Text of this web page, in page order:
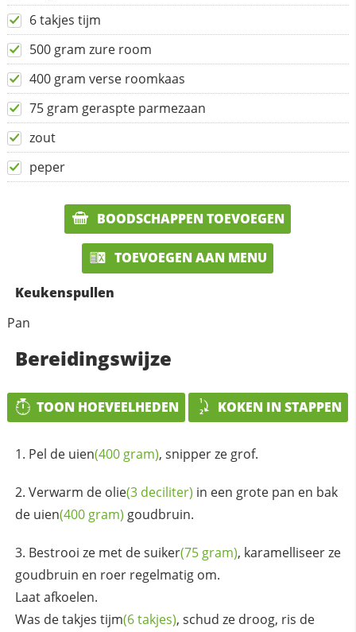
6 takjes tijm
500 gram zure room
400 gram verse roomkaas
75 gram geraspte parmezaan
zout
peper
BOODSCHAPPEN TOEVOEGEN
TOEVOEGEN AAN MENU
Keukenspullen
Pan
Bereidingswijze
TOON HOEVEELHEDEN KOKEN IN STAPPEN
Pel de uien(400 gram), snipper ze grof.
Verwarm de olie(3 deciliter) in een grote pan en bak
de uien(400 gram) goudbruin.
Bestrooi ze met desuiker(75 gram), karamelliseer ze
goudbruin en roer regelmatig om.
Laat afkoelen.
Was de takjes tijm(6 takjes), schud ze droog, ris de